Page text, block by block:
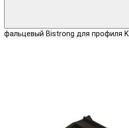
фальцевый Bistrong для профиля